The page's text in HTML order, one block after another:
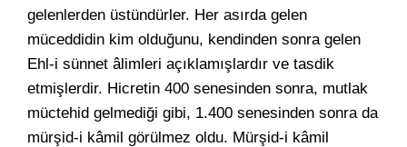
gelenlerden üstündürler. Her asırda gelen
müceddidin kim olduğunu, kendinden sonra gelen
Ehl-i sünnet âlimleri açıklamışlardır ve tasdik
etmişlerdir. Hicretin 400 senesinden sonra, mutlak
müctehid gelmediği gibi, 1.400 senesinden sonra da
mürşid-i kâmil görülmez oldu. Mürşid-i kâmil